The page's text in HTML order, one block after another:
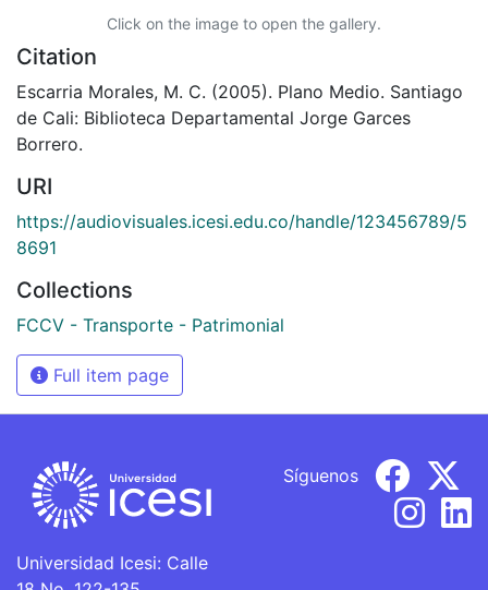
Click on the image to open the gallery.
Citation
Escarria Morales, M. C. (2005). Plano Medio. Santiago
de Cali: Biblioteca Departamental Jorge Garces
Borrero.
URI
https://audiovisuales.icesi.edu.co/handle/123456789/5
8691
Collections
FCCV - Transporte - Patrimonial
Full item page
Universidad Icesi: Calle
Síguenos